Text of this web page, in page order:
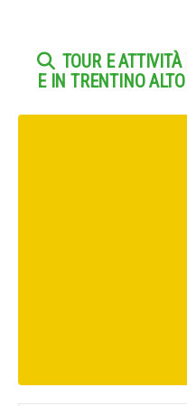
TOUR E
E IN TRENTINO